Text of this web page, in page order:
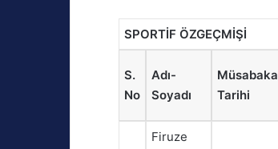
SPORTİF ÖZGEÇMİŞİ
S.
No
Adı-
Soyadı
Müsabaka
Tarihi
Firuze